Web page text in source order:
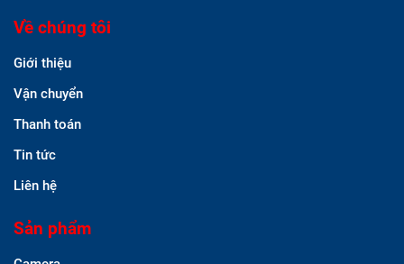
Về chúng tôi
Giới thiệu
Vận chuyển
Thanh toán
Tin tức
Liên hệ
Sản phẩm